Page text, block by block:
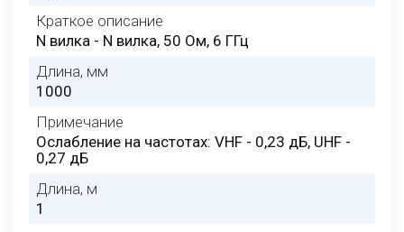
Краткое описание
N вилка - N вилка, 50 Ом, 6 ГГц
Длина, мм
1000
Примечание
Ослабление на частотах: VHF - 0,23 дБ, UHF -
0,27 дБ
Длина, м
1